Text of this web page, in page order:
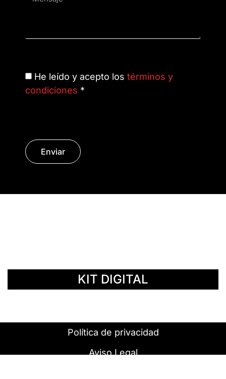
He leído y acepto los términos y
condiciones *
Enviar
KIT DIGITAL
Política de privacidad
Aviso Legal